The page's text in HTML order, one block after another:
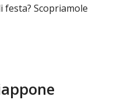
Scopriamole